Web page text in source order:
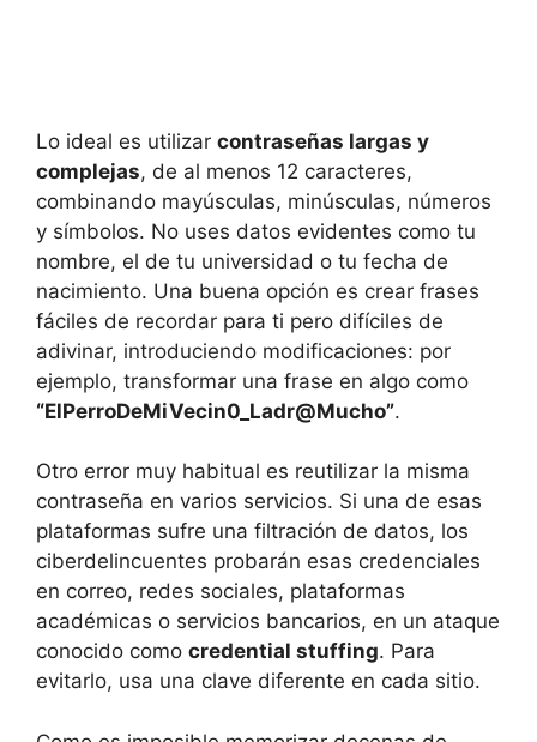
Lo ideal es utilizar contraseñas largas y
complejas, de al menos 12 caracteres,
combinando mayúsculas, minúsculas, números
y símbolos. No uses datos evidentes como tu
nombre, el de tu universidad o tu fecha de
nacimiento. Una buena opción es crear frases
fáciles de recordar para ti pero difíciles de
adivinar, introduciendo modificaciones: por
ejemplo, transformar una frase en algo como
“ElPerroDeMiVecin0_Ladr@Mucho”.
Otro error muy habitual es reutilizar la misma
contraseña en varios servicios. Si una de esas
plataformas sufre una filtración de datos, los
ciberdelincuentes probarán esas credenciales
en correo, redes sociales, plataformas
académicas o servicios bancarios, en un ataque
conocido como credential stuffing. Para
evitarlo, usa una clave diferente en cada sitio.